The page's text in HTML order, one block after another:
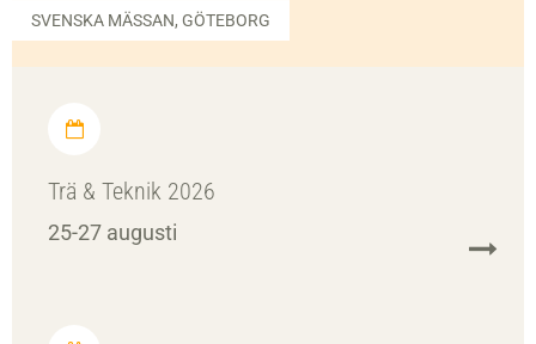
SVENSKA MÄSSAN, GÖTEBORG
Trä & Teknik 2026
25-27 augusti